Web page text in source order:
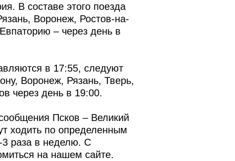
В составе этого поезда
Воронеж, Ростов-на-
– через день в
в 17:55, следуют
Воронеж, Рязань, Тверь,
через день в 19:00.
Псков – Великий
ходить по определенным
3 раза в неделю. С
на нашем сайте.